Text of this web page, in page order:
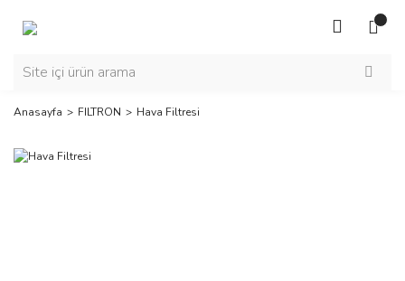
Anasayfa FILTRON Hava Filtresi